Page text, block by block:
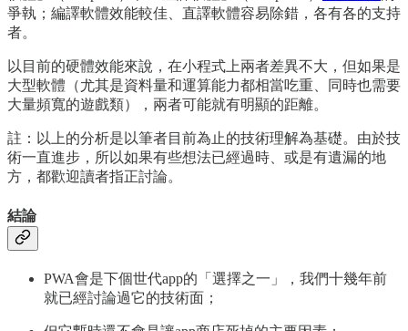
爭執；編譯軟體效能較佳、直譯軟體容易除錯，各有各的支持
者。
以目前的硬體效能來說，在小程式上兩者差異不大，但如果是
大型軟體（尤其是資料量和運算能力都相當吃重、同時也需要
大量頻寬的遊戲類），兩者可能就有明顯的距離。
註：以上的分析是以筆者目前為止的技術理解為基礎。由於技
術一直進步，所以如果有些想法已經過時、或是有遺漏的地
方，都歡迎讀者指正討論。
結論
PWA會是下個世代app的「選擇之一」，我們十幾年前
就已經討論過它的技術面；